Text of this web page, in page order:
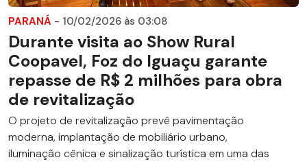
PARANÁ - 10/02/2026 às 03:08
Durante visita ao Show Rural
Coopavel, Foz do Iguaçu garante
repasse de R$ 2 milhões para obra
de revitalização
O projeto de revitalização prevê pavimentação
moderna, implantação de mobiliário urbano,
iluminação cênica e sinalização turística em uma das